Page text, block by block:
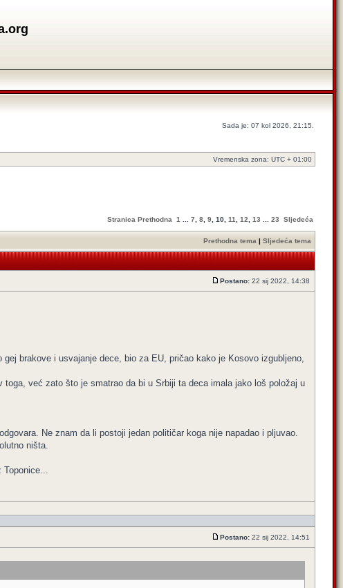
Sada je: 07 kol 2026, 21:15.
Vremenska zona: UTC + 01:00
Stranica Prethodna 1 7 8 9 10 11 12 13 23 Sljedeća
Prethodna tema | Sljedeća tema
Postano: 22 sij 2022, 14:38
brakove i usvajanje dece, bio za EU, pričao kako je Kosovo izgubljeno,
već zato što je smatrao da bi u Srbiji ta deca imala jako loš položaj u
Ne znam da li postoji jedan političar koga nije napadao i pljuvao.
ništa.
Toponice...
Postano: 22 sij 2022, 14:51